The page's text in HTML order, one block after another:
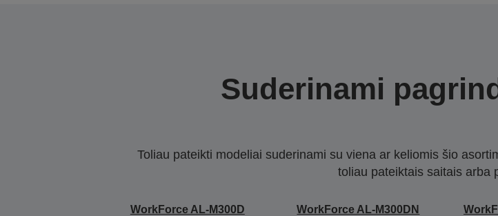
Suderinami
Toliau pateikti modeliai suderinami su viena ar keliomis šio
toliau pateiktais saitais arba
WorkForce AL-M300D WorkForce AL-M300DN